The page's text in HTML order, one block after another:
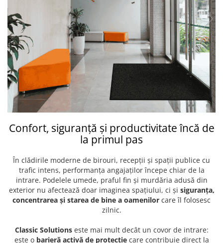
Confort, siguranță și productivitate încă de
la primul pas
În clădirile moderne de birouri, recepții și spații publice cu
trafic intens, performanța angajaților începe chiar de la
intrare. Podelele umede, praful fin și murdăria adusă din
exterior nu afectează doar imaginea spațiului, ci și siguranța,
concentrarea și starea de bine a oamenilor care îl folosesc
zilnic.
Classic Solutionseste mai mult decât un covor de intrare:
este o barieră activă de protecțiecare contribuie direct la